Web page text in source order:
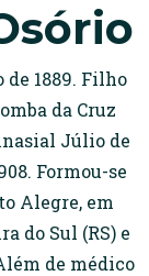
de 1889. Filho
da Cruz
Júlio de
Formou-se
Alegre, em
do Sul (RS) e
de médico